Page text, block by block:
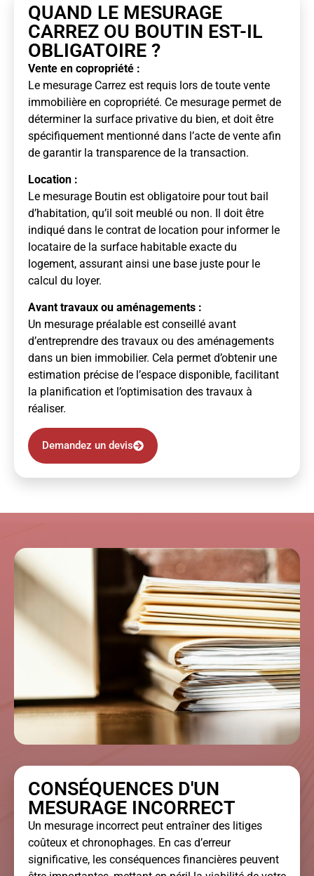
QUAND LE MESURAGE
CARREZ OU BOUTIN EST-IL
OBLIGATOIRE ?
Vente en copropriété :
Le mesurage Carrez est requis lors de toute vente
immobilière en copropriété. Ce mesurage permet de
déterminer la surface privative du bien, et doit être
spécifiquement mentionné dans l’acte de vente afin
de garantir la transparence de la transaction.
Location :
Le mesurage Boutin est obligatoire pour tout bail
d’habitation, qu’il soit meublé ou non. Il doit être
indiqué dans le contrat de location pour informer le
locataire de la surface habitable exacte du
logement, assurant ainsi une base juste pour le
calcul du loyer.
Avant travaux ou aménagements :
Un mesurage préalable est conseillé avant
d’entreprendre des travaux ou des aménagements
dans un bien immobilier. Cela permet d’obtenir une
estimation précise de l’espace disponible, facilitant
la planification et l’optimisation des travaux à
réaliser.
Demandez un devis
CONSÉQUENCES D'UN
MESURAGE INCORRECT
Un mesurage incorrect peut entraîner des litiges
coûteux et chronophages. En cas d’erreur
significative, les conséquences financières peuvent